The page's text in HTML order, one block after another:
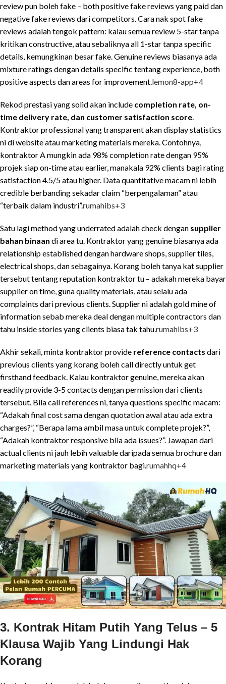
review pun boleh fake – both positive fake reviews yang paid dan
negative fake reviews dari competitors. Cara nak spot fake
reviews adalah tengok pattern: kalau semua review 5-star tanpa
kritikan constructive, atau sebaliknya all 1-star tanpa specific
details, kemungkinan besar fake. Genuine reviews biasanya ada
mixture ratings dengan details specific tentang experience, both
positive aspects dan areas for improvement.lemon8-app+4
Rekod prestasi yang solid akan include completion rate, on-
time delivery rate, dan customer satisfaction score.
Kontraktor professional yang transparent akan display statistics
ni di website atau marketing materials mereka. Contohnya,
kontraktor A mungkin ada 98% completion rate dengan 95%
projek siap on-time atau earlier, manakala 92% clients bagi rating
satisfaction 4.5/5 atau higher. Data quantitative macam ni lebih
credible berbanding sekadar claim “berpengalaman” atau
“terbaik dalam industri”.rumahibs+3
Satu lagi method yang underrated adalah check dengan supplier
bahan binaan di area tu. Kontraktor yang genuine biasanya ada
relationship established dengan hardware shops, supplier tiles,
electrical shops, dan sebagainya. Korang boleh tanya kat supplier
tersebut tentang reputation kontraktor tu – adakah mereka bayar
supplier on time, guna quality materials, atau selalu ada
complaints dari previous clients. Supplier ni adalah gold mine of
information sebab mereka deal dengan multiple contractors dan
tahu inside stories yang clients biasa tak tahu.rumahibs+3
Akhir sekali, minta kontraktor provide reference contacts dari
previous clients yang korang boleh call directly untuk get
firsthand feedback. Kalau kontraktor genuine, mereka akan
readily provide 3-5 contacts dengan permission dari clients
tersebut. Bila call references ni, tanya questions specific macam:
“Adakah final cost sama dengan quotation awal atau ada extra
charges?”, “Berapa lama ambil masa untuk complete projek?”,
“Adakah kontraktor responsive bila ada issues?”. Jawapan dari
actual clients ni jauh lebih valuable daripada semua brochure dan
marketing materials yang kontraktor bagi.rumahhq+4
3. Kontrak Hitam Putih Yang Telus – 5
Klausa Wajib Yang Lindungi Hak
Korang